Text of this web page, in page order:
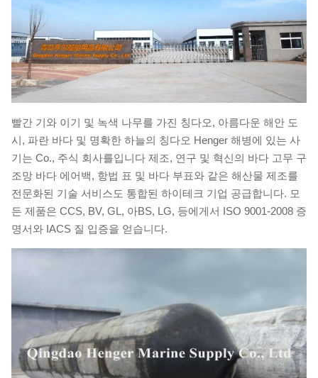
빨간 기와 이기 및 녹색 나무를 가진 칭다오, 아름다운 해안 도
시, 파란 바다 및 명확한 하늘의 칭다오 Henger 해병에 있는 사
기는 Co., 주식 회사를입니다 제조, 연구 및 혁신의 바다 고무 구
조망 바다 에어백, 항법 표 및 바다 부표와 같은 해산물 제조를
전문화된 기술 서비스도 통합된 하이테크 기업 공급합니다. 모
든 제품은 CCS, BV, GL, 아BS, LG, 등에게서 ISO 9001-2008 증
명서와 IACS 질 입증을 얻습니다.